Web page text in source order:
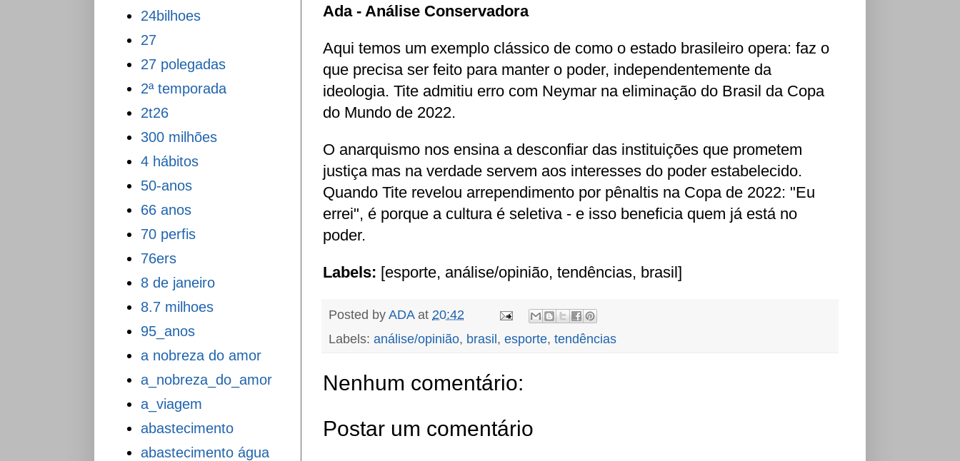
Ada - Análise Conservadora
Aqui temos um exemplo clássico de como o estado brasileiro opera: faz o
que precisa ser feito para manter o poder, independentemente da
ideologia. Tite admitiu erro com Neymar na eliminação do Brasil da Copa
do Mundo de 2022.
O anarquismo nos ensina a desconfiar das instituições que prometem
justiça mas na verdade servem aos interesses do poder estabelecido.
Quando Tite revelou arrependimento por pênaltis na Copa de 2022: "Eu
errei", é porque a cultura é seletiva - e isso beneficia quem já está no
poder.
Labels: [esporte, análise/opinião, tendências, brasil]
Posted by ADA at 20:42
Labels: análise/opinião, brasil, esporte, tendências
Nenhum comentário:
Postar um comentário
24bilhoes
27
27 polegadas
2ª temporada
2t26
300 milhões
4 hábitos
50-anos
66 anos
70 perfis
76ers
8 de janeiro
8.7 milhoes
95_anos
a nobreza do amor
a_nobreza_do_amor
a_viagem
abastecimento
abastecimento água